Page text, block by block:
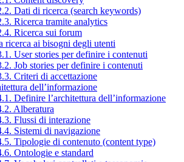
Dati di ricerca (search keywords)
Ricerca tramite analytics
Ricerca sui forum
ricerca ai bisogni degli utenti
User stories per definire i contenuti
Job stories per definire i contenuti
Criteri di accettazione
dell’informazione
Definire l’architettura dell’informazione
Alberatura
Flussi di interazione
Sistemi di navigazione
Tipologie di contenuto (content type)
Ontologie e standard